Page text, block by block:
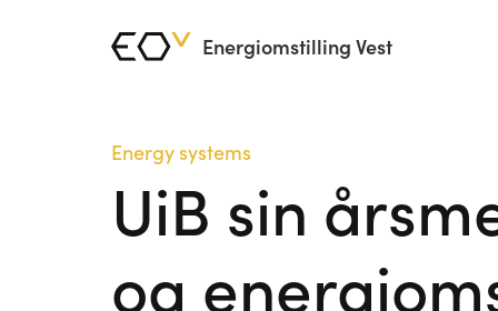
Energiomstilling Vest
Energy systems
UiB sin
og